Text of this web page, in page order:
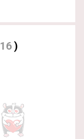
16)